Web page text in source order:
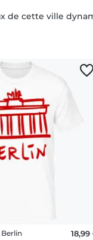
de cette ville
18,99